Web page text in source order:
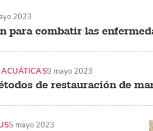
para combatir las
2023
de restauración de
9 mayo 2023
5 mayo 2023